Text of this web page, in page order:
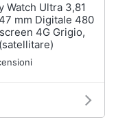
Watch Ultra 3,81
mm Digitale 480
4G Grigio,